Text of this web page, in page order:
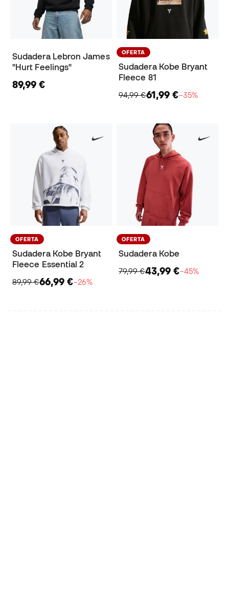
Sudadera Lebron James
"Hurt Feelings"
89,99 €
OFERTA
Sudadera Kobe Bryant
Fleece 81
94,99 €61,99 €−35%
OFERTA
Sudadera Kobe Bryant
Fleece Essential 2
89,99 €66,99 €−26%
OFERTA
Sudadera Kobe
79,99 €43,99 €−45%